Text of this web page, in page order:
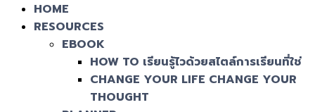
HOME
RESOURCES
EBOOK
HOW TO เรียนรู้ไวด้วยสไตล์การเรียนที่ใช่
CHANGE YOUR LIFE CHANGE YOUR
THOUGHT